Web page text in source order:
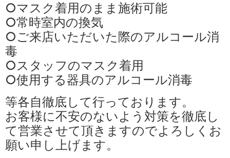
○マスク着用のまま施術可能
○常時室内の換気
○ご来店いただいた際のアルコール消
毒
○スタッフのマスク着用
○使用する器具のアルコール消毒
等各自徹底して行っております。
お客様に不安のないよう対策を徹底し
て営業させて頂きますのでよろしくお
願い申し上げます。